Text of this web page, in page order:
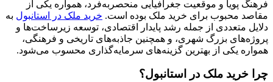
فرهنگ پویا و موقعیت جغرافیایی منحصربه‌فرد، همواره یکی از
مقاصد محبوب برای خرید ملک بوده است. خرید ملک در استانبول به
دلایل متعددی از جمله رشد پایدار اقتصادی، توسعه زیرساخت‌ها و
پروژه‌های بزرگ شهری، و همچنین جاذبه‌های تاریخی و فرهنگی،
همواره یکی از بهترین گزینه‌های سرمایه‌گذاری محسوب می‌شود.
چرا خرید ملک در استانبول؟